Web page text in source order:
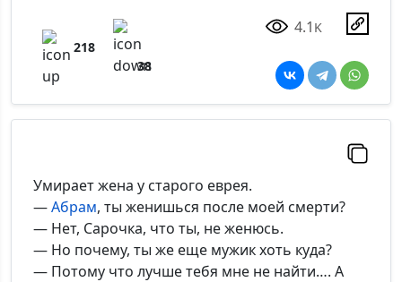
218
38
4.1 K
Умирает жена у старого еврея.
—Абрам, ты женишься после моей смерти?
— Нет, Сарочка, что ты, не женюсь.
— Но почему, ты же еще мужик хоть куда?
— Потому что лучше тебя мне не найти…. А